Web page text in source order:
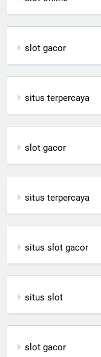
slot gacor
situs terpercaya
slot gacor
situs terpercaya
situs slot gacor
situs slot
slot gacor